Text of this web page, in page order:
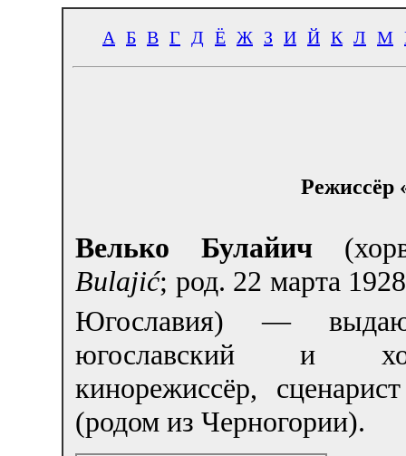
А Б В Г Д Ё Ж З И Й К Л М
Режиссёр
Велько Булайич
Bulajić; род. 22 марта 1928
Югославия) —
югославский и
кинорежиссёр,
(родом из Черногории).